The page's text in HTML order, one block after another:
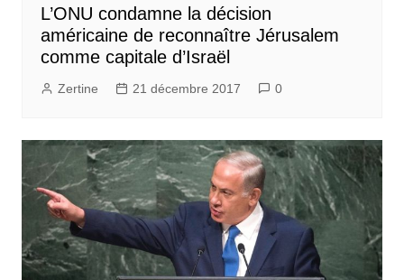
L’ONU condamne la décision
américaine de reconnaître Jérusalem
comme capitale d’Israël
Zertine 21 décembre 2017 0